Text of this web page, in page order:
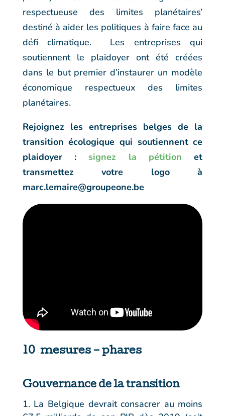
respectueuse des limites planétaires’
destiné à aider les politiques à faire face au
défi climatique. Les entreprises qui
soutiennent le plaidoyer ont été créées
dans le but premier d’instaurer un modèle
économique respectueux des limites
planétaires.
Rejoignez les entreprises belges de la
transition écologique qui soutiennent ce
plaidoyer : signez la pétition et
transmettez votre logo à
marc.lemaire@groupeone.be
10 mesures – phares
Gouvernance de la transition
La Belgique devrait consacrer au moins